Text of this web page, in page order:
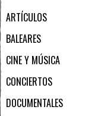
ARTÍCULOS
BALEARES
CINE Y MÚSICA
CONCIERTOS
DOCUMENTALES